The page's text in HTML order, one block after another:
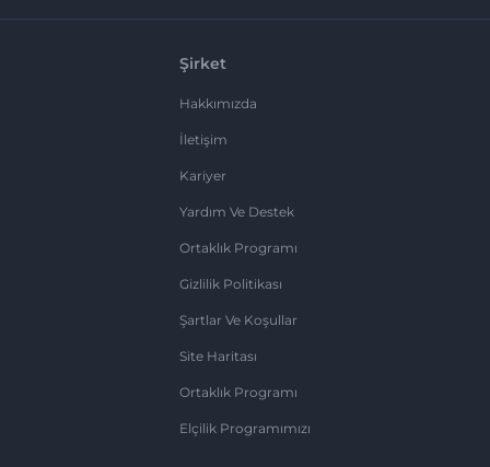
Şirket
Hakkımızda
İletişim
Kariyer
Yardım Ve Destek
Ortaklık Programı
Gizlilik Politikası
Şartlar Ve Koşullar
Site Haritası
Ortaklık Programı
Elçilik Programımızı